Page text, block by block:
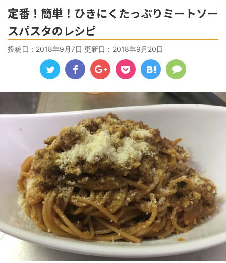
定番！簡単！ひきにくたっぷりミートソー
スパスタのレシピ
投稿日：2018年9月7日 更新日： 2018年9月20日